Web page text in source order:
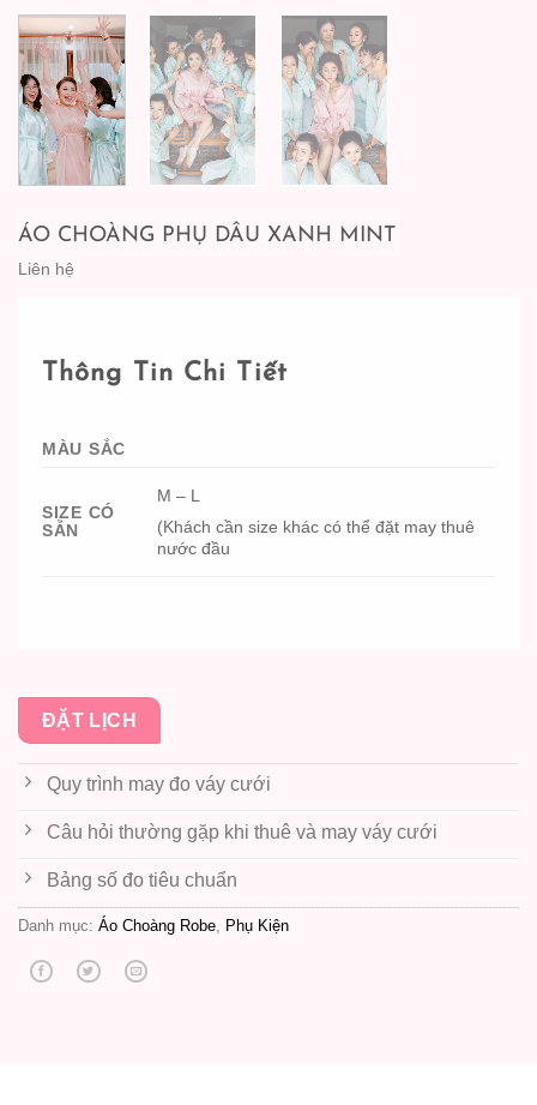
ÁO CHOÀNG PHỤ DÂU XANH MINT
Liên hệ
Thông Tin Chi Tiết
MÀU SẮC
SIZE CÓ
SẴN
M – L
(Khách cần size khác có thể đặt may thuê
nước đầu
ĐẶT LỊCH
Quy trình may đo váy cưới
Câu hỏi thường gặp khi thuê và may váy cưới
Bảng số đo tiêu chuẩn
Danh mục: Áo Choàng Robe Phụ Kiện